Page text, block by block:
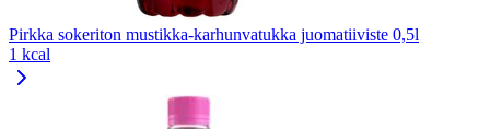
Pirkka sokeriton mustikka-karhunvatukka juomatiiviste 0,5l
1 kcal